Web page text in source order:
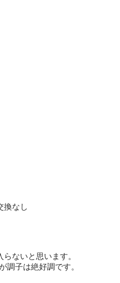
換なし
ないと思います。
調子は絶好調です。